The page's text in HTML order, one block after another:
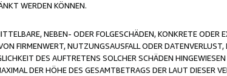
WERDEN KÖNNEN.
NEBEN- ODER FOLGESCHÄDEN, KONKRETE ODER
FIRMENWERT, NUTZUNGSAUSFALL ODER DATENVERLUST,
DES AUFTRETENS SOLCHER SCHÄDEN HINGEWIESEN
DER HÖHE DES GESAMTBETRAGS DER LAUT DIESER